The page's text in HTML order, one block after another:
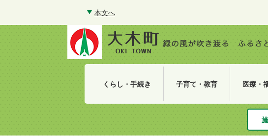
本文へ
くらし・手続き 子育て・教育 医療・